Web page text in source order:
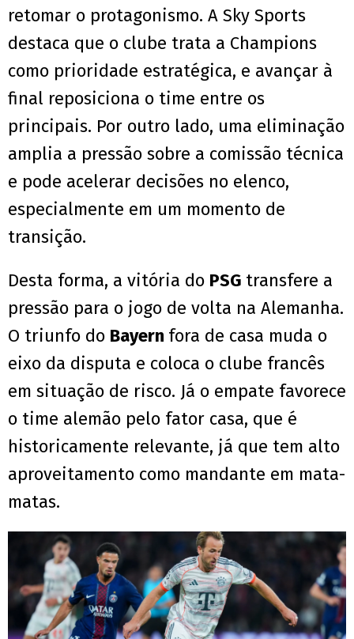
retomar o protagonismo. A Sky Sports
destaca que o clube trata a Champions
como prioridade estratégica, e avançar à
final reposiciona o time entre os
principais. Por outro lado, uma eliminação
amplia a pressão sobre a comissão técnica
e pode acelerar decisões no elenco,
especialmente em um momento de
transição.
Desta forma, a vitória do PSG transfere a
pressão para o jogo de volta na Alemanha.
O triunfo do Bayern fora de casa muda o
eixo da disputa e coloca o clube francês
em situação de risco. Já o empate favorece
o time alemão pelo fator casa, que é
historicamente relevante, já que tem alto
aproveitamento como mandante em mata-
matas.